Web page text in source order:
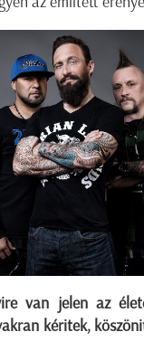
van jelen az
kéritek,